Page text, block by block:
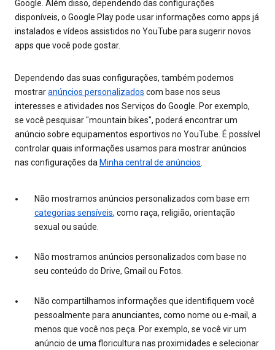
Google. Além disso, dependendo das configurações
disponíveis, o Google Play pode usar informações como apps já
instalados e vídeos assistidos no YouTube para sugerir novos
apps que você pode gostar.
Dependendo das suas configurações, também podemos
mostraranúncios personalizados com base nos seus
interesses e atividades nos Serviços do Google. Por exemplo,
se você pesquisar "mountain bikes", poderá encontrar um
anúncio sobre equipamentos esportivos no YouTube. É possível
controlar quais informações usamos para mostrar anúncios
nas configurações da Minha central de anúncios
Não mostramos anúncios personalizados com base em
categorias sensíveis, como raça, religião, orientação
sexual ou saúde.
Não mostramos anúncios personalizados com base no
seu conteúdo do Drive, Gmail ou Fotos.
Não compartilhamos informações que identifiquem você
pessoalmente para anunciantes, como nome ou e-mail, a
menos que você nos peça. Por exemplo, se você vir um
anúncio de uma floricultura nas proximidades e selecionar